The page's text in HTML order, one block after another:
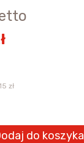
zł
do koszyka